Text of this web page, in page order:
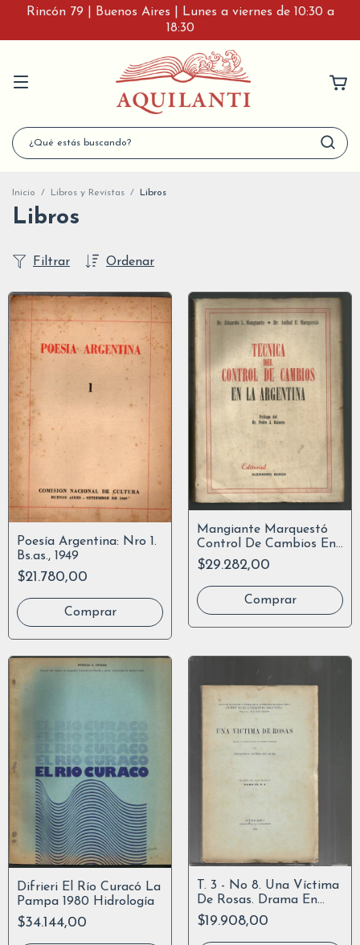
Rincón 79 | Buenos Aires | Lunes a viernes de 10:30 a
18:30
Inicio / Libros y Revistas / Libros
Libros
Ordenar
Filtrar
Poesía Argentina: Nro 1.
Bs.as., 1949
$21.780,00
Mangiante Marquestó
Control De Cambios En
La Argentina
$29.282,00
Difrieri El Río Curacó La
Pampa 1980 Hidrología
$34.144,00
T. 3 - No 8. Una Víctima
De Rosas. Drama En
Tres Actos.
$19.908,00